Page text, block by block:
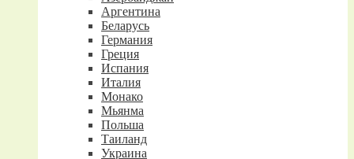
Аргентина
Беларусь
Германия
Греция
Испания
Италия
Монако
Мьянма
Польша
Таиланд
Украина